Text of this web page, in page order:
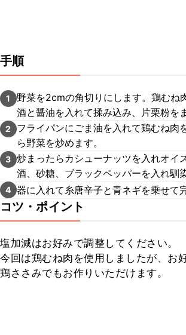
手順
1
野菜を2cmの角切りにします。鶏むね
酒と醤油を入れて揉み込み、片栗粉を
2
フライパンにごま油を入れて鶏むね肉
ら野菜を炒めます。
3 炒まったらカシューナッツを入れオイ
酒、砂糖、ブラックペッパーを入れ馴
4 器に入れて糸唐辛子と青ネギを乗せて
コツ・ポイント
塩加減はお好みで調整してください。
今回は鶏むね肉を使用しましたが、お
鶏ささみでもお作りいただけます。